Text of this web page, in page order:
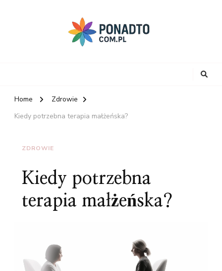
Home
Zdrowie
Kiedy potrzebna terapia małżeńska?
ZDROWIE
Kiedy potrzebna
terapia małżeńska?